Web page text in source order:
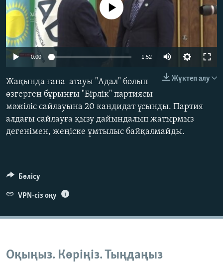
ЖАЗЫЛЫҢЫЗ
Басқа тілдерде
360p
720p
No media source currently available
0:00 1:52
480p
720p
Жүктеп алу
Жақында ғана атауы "Адал" болып
өзгерген бұрынғы "Бірлік" партиясы
мәжіліс сайлауына 20 кандидат ұсынды. Партия
алдағы сайлауға қызу дайындалып жатырмыз
дегенімен, жеңіске ұмтылыс байқалмайды.
Бөлісу
VPN-сіз оқу
Оқыңыз. Көріңіз. Тыңдаңыз